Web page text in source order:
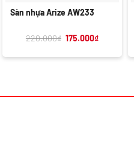
Sàn nhựa Arize AW233
220.000₫ Giá
220.000₫.
175.000₫Giá
là: